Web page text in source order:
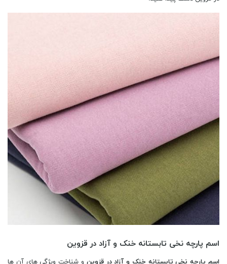
اسم پارچه نخی تابستانه خنک و آزاد در قزوین
اسم پارچه نخی تابستانه خنک و آزاد در قزوین و شناخت ویژگی های آن ها